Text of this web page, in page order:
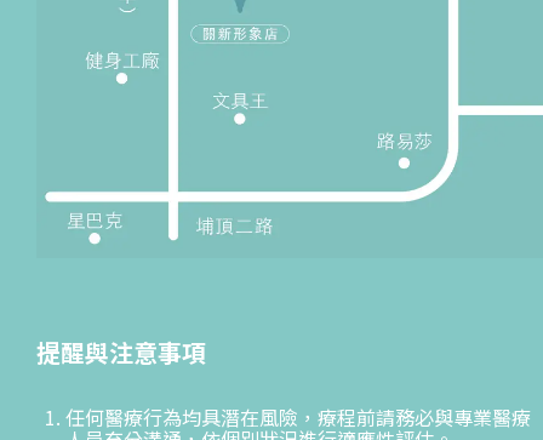
提醒與注意事項
任何醫療行為均具潛在風險，療程前請務必與專業醫療